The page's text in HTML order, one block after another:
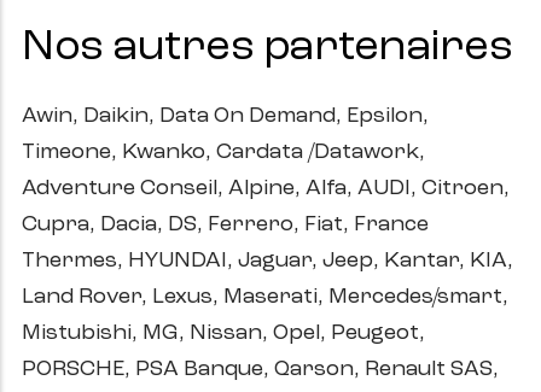
Nos autres partenaires
Awin, Daikin, Data On Demand, Epsilon,
Timeone, Kwanko, Cardata /Datawork,
Adventure Conseil, Alpine, Alfa, AUDI, Citroen,
Cupra, Dacia, DS, Ferrero, Fiat, France
Thermes, HYUNDAI, Jaguar, Jeep, Kantar, KIA,
Land Rover, Lexus, Maserati, Mercedes/smart,
Mistubishi, MG, Nissan, Opel, Peugeot,
PORSCHE, PSA Banque, Qarson, Renault SAS,